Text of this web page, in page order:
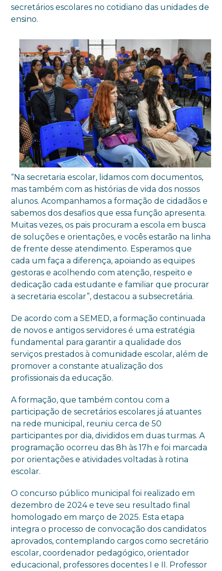
secretários escolares no cotidiano das unidades de
ensino.
“Na secretaria escolar, lidamos com documentos,
mas também com as histórias de vida dos nossos
alunos. Acompanhamos a formação de cidadãos e
sabemos dos desafios que essa função apresenta.
Muitas vezes, os pais procuram a escola em busca
de soluções e orientações, e vocês estarão na linha
de frente desse atendimento. Esperamos que
cada um faça a diferença, apoiando as equipes
gestoras e acolhendo com atenção, respeito e
dedicação cada estudante e familiar que procurar
a secretaria escolar”, destacou a subsecretária.
De acordo com a SEMED, a formação continuada
de novos e antigos servidores é uma estratégia
fundamental para garantir a qualidade dos
serviços prestados à comunidade escolar, além de
promover a constante atualização dos
profissionais da educação.
A formação, que também contou com a
participação de secretários escolares já atuantes
na rede municipal, reuniu cerca de 50
participantes por dia, divididos em duas turmas. A
programação ocorreu das 8h às 17h e foi marcada
por orientações e atividades voltadas à rotina
escolar.
O concurso público municipal foi realizado em
dezembro de 2024 e teve seu resultado final
homologado em março de 2025. Esta etapa
integra o processo de convocação dos candidatos
aprovados, contemplando cargos como secretário
escolar, coordenador pedagógico, orientador
educacional, professores docentes I e II. Professor